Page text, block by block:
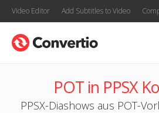
Video Editor Add Subtitles to Video
POT in PPSX
PPSX-Diashows aus POT-